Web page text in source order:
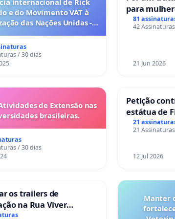
internacional de Rick
e do Movimento VAT à
das Nações Unidas -
6x1 enquanto o lobby
compra a omissão do
/ 30 dias
para
sofrem
nos
81
42
21 Jun 2026
de Extensão nas
brasileiras.
/ 30 dias
Petição
estátua de
mirante do
21
21
12 Jul 2026
os trailers de
na Rua Viver
Manter